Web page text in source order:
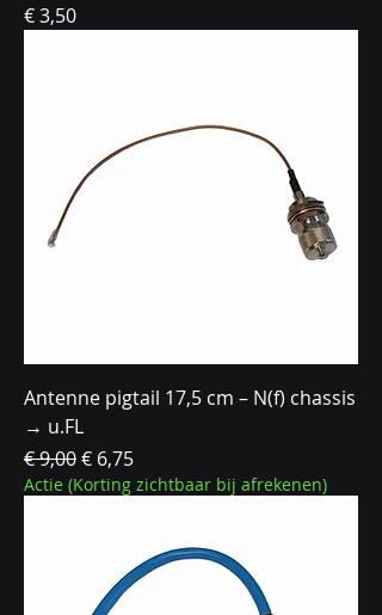
Prijs
€ 3,50
Antenne pigtail 17,5 cm – N(f) chassis
→ u.FL
Normale prijs
€ 9,00Verkoopprijs
€ 6,75
Actie (Korting zichtbaar bij afrekenen)